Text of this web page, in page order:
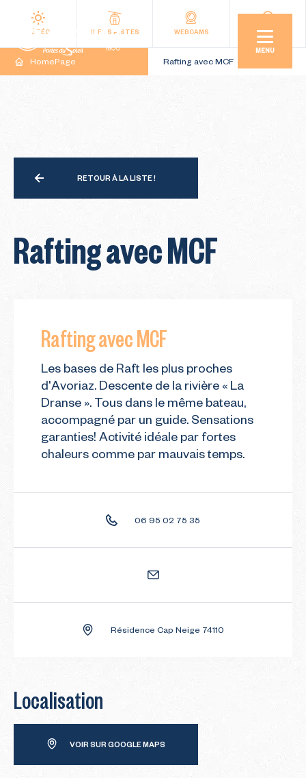
MENU
MÉTÉO INFOS PISTES WEBCAMS ACCÉS
HomePage Rafting avec MCF
RETOUR À LA LISTE !
Rafting avec MCF
Rafting avec MCF
Les bases de Raft les plus proches
d'Avoriaz. Descente de la rivière « La
Dranse ». Tous dans le même bateau,
accompagné par un guide. Sensations
garanties! Activité idéale par fortes
chaleurs comme par mauvais temps.
06 95 02 75 35
Résidence Cap Neige 74110
Localisation
VOIR SUR GOOGLE MAPS